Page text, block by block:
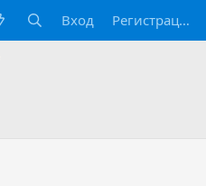
Вход Регистрация